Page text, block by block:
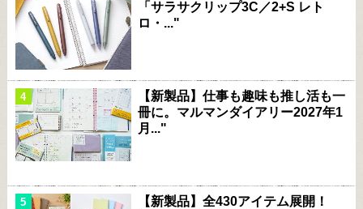
「サラサクリップ3C／2+S レト
ロ・..."
【新製品】仕事も趣味も推し活も一
冊に。マルマンダイアリー2027年1
月..."
【新製品】全430アイテム展開！